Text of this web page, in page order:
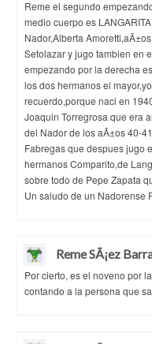
Reme el segundo
medio cuerpo es
Nador,Alberta
Setolazar y jugo tambien en
empezando por la derecha
los dos hermanos el
recuerdo,porque naci en
Joaquin Torregrosa que era
del Nador de los aÃ±os 40-
Fabregas que despues jugo
hermanos Comparito,de
sobre todo de Pepe Zapata
Un saludo de un Nadorense
Reme SÃ¡ez
Por cierto, es el noveno por
contando a la persona que